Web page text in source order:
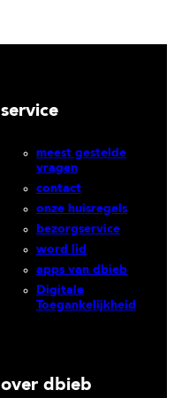
service
meest gestelde
vragen
contact
onze huisregels
bezorgservice
word lid
apps van dbieb
Digitale
Toegankelijkheid
over dbieb